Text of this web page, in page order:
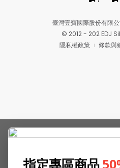
臺灣壹寶國際股份有限公
© 2012 - 202 EDJ
隱私權政策
條款與
指定專區商品